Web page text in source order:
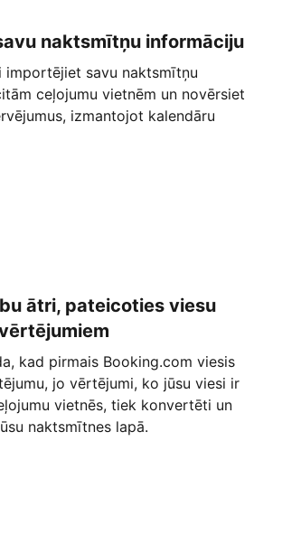
naktsmītņu informāciju
importējiet savu naktsmītņu
ceļojumu vietnēm un novērsiet
izmantojot kalendāru
ātri, pateicoties viesu
kad pirmais Booking.com viesis
jo vērtējumi, ko jūsu viesi ir
vietnēs, tiek konvertēti un
naktsmītnes lapā.